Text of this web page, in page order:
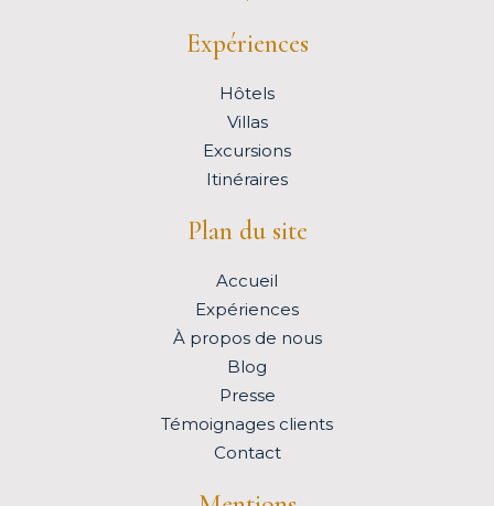
Expériences
Hôtels
Villas
Excursions
Itinéraires
Plan du site
Accueil
Expériences
À propos de nous
Blog
Presse
Témoignages clients
Contact